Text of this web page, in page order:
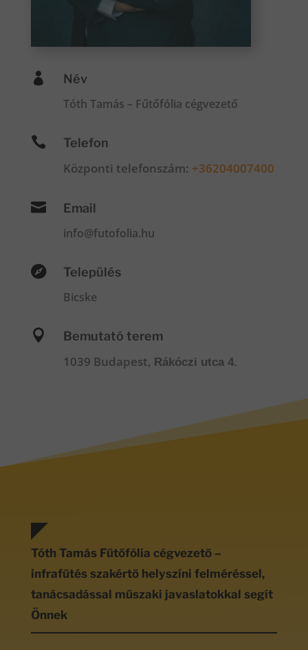
 Név
Tóth Tamás – Fűtőfólia cégvezető
 Telefon
Központi telefonszám: +36204007400
 Email
info@futofolia.hu
 Település
Bicske
 Bemutató terem
1039 Budapest, Rákóczi utca 4.
Tóth Tamás Fűtőfólia cégvezető –
infrafűtés szakértő helyszíni felméréssel,
tanácsadással műszaki javaslatokkal segít
Önnek